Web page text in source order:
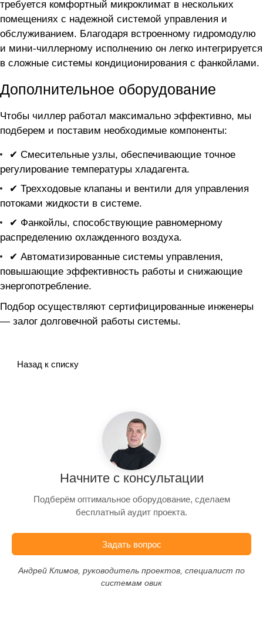
требуется комфортный микроклимат в нескольких
помещениях с надежной системой управления и
обслуживанием. Благодаря встроенному гидромодулю
и мини-чиллерному исполнению он легко интегрируется
в сложные системы кондиционирования c фанкойлами.
Дополнительное оборудование
Чтобы чиллер работал максимально эффективно, мы
подберем и поставим необходимые компоненты:
✔ Смесительные узлы, обеспечивающие точное
регулирование температуры хладагента.
✔ Трехходовые клапаны и вентили для управления
потоками жидкости в системе.
✔ Фанкойлы, способствующие равномерному
распределению охлажденного воздуха.
✔ Автоматизированные системы управления,
повышающие эффективность работы и снижающие
энергопотребление.
Подбор осуществляют сертифицированные инженеры
— залог долговечной работы системы.
Назад к списку
Начните с консультации
Подберём оптимальное оборудование, сделаем
бесплатный аудит проекта.
Задать вопрос
Андрей Климов, руководитель проектов, специалист по
системам овик